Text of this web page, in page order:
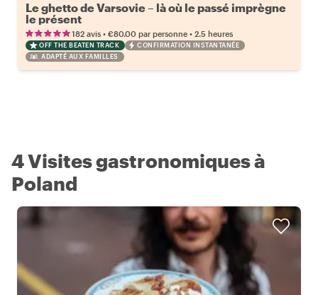
Le ghetto de Varsovie – là où le passé imprègne
le présent
182 avis • €80.00 par personne • 2.5 heures
OFF THE BEATEN TRACK
CONFIRMATION INSTANTANÉE
ADAPTÉ AUX FAMILLES
4 Visites gastronomiques à
Poland